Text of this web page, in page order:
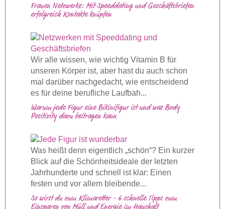
Frauen Netzwerke: Mit Speeddating und Geschäftsbriefen
erfolgreich Kontakte knüpfen
Wir alle wissen, wie wichtig Vitamin B für
unseren Körper ist, aber hast du auch schon
mal darüber nachgedacht, wie entscheidend
es für deine berufliche Laufbah...
Warum jede Figur eine Bikinifigur ist und was Body
Positivity dazu beitragen kann
Was heißt denn eigentlich „schön“? Ein kurzer
Blick auf die Schönheitsideale der letzten
Jahrhunderte und schnell ist klar: Einen
festen und vor allem bleibende...
So wirst du zum Klimaretter - 6 schnelle Tipps zum